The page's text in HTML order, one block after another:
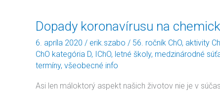
Dopady koronavírusu na
6. apríla 2020 / erik.szabo / 56. ročník ChO, aktivity
ChO kategória D, IChO, letné školy, medzinárodné
termíny, všeobecné info
Asi len máloktorý aspekt našich životov nie je v
Dopady
koronavírusu
na
chemickú
olympiádu